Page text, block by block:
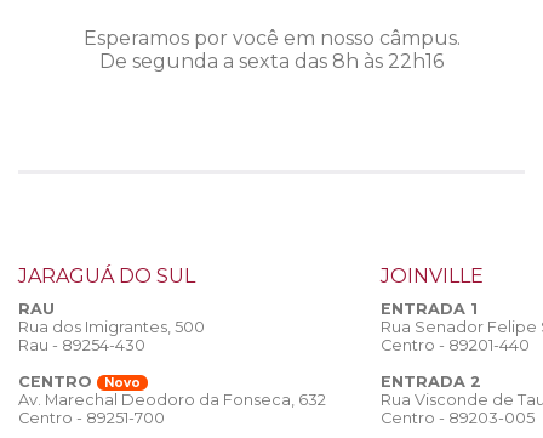
Esperamos por você em nosso câmpus.
De segunda a sexta das 8h às 22h16
JARAGUÁ DO SUL
RAU
Rua dos Imigrantes, 500
Rau - 89254-430
CENTRO
Novo
Av. Marechal Deodoro da Fonseca, 632
Centro - 89251-700
JOINVILLE
ENTRADA 1
Rua Senador
Centro - 89201-440
ENTRADA 2
Rua Visconde de
Centro - 89203-005